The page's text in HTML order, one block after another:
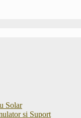
Solar
si Suport